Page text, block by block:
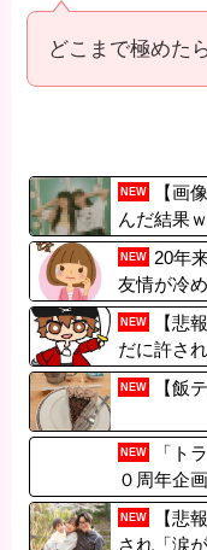
どこまで極めた
NEW
【画
んだ結果
【
NEW
20年
友情が冷
NEW
【悲
だに許さ
NEW 【飯
NEW
「ト
０周年企
NEW
【悲
され「涙